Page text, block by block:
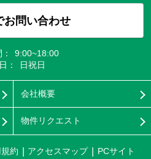
お問い合わせ
9:00~18:00
：
日祝日
会社概要
物件リクエスト
約 アクセスマップ
PCサイト